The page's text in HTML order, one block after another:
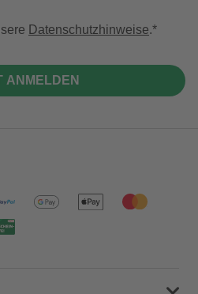
Datenschutzhinweise.
ANMELDEN